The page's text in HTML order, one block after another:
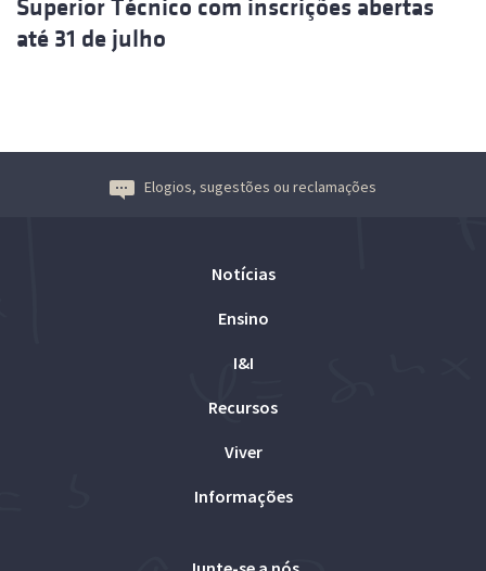
Superior Técnico com inscrições abertas
até 31 de julho
Elogios, sugestões ou reclamações
Notícias
Ensino
I&I
Recursos
Viver
Informações